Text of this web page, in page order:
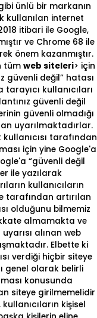
ünlü bir markanın
kullanılan internet
itibari ile Google,
ve Chrome 68 ile
önem kazanmıştır.
tüm web siteleri> için
güvenli değil” hatası
kullanıcıları
güvenli değil
güvenli olmadığı
uyarılmaktadırlar.
tarafından
için yine Google'a
“güvenli değil
ile yazılarak
kullanıcıların
tarafından artırılan
olduğunu bilmemiz
almamakta ve
alınan web
Elbette ki
verdiği hiçbir siteye
genel olarak belirli
konusunda
siteye girilmemelidir
kişisel